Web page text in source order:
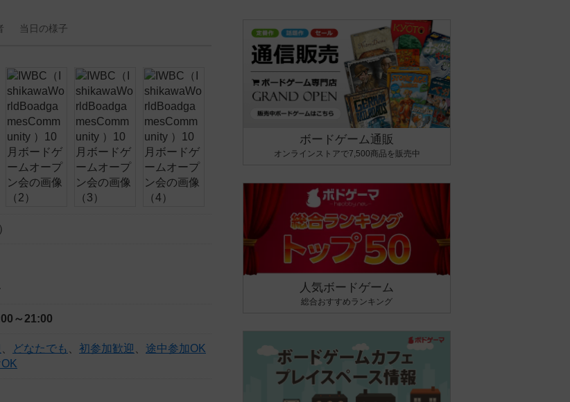
当日の様子
～21:00
どなたでも 初参加歓迎
途中参加OK
ボードゲーム通販
オンラインストアで7,500商品を販売中
人気ボードゲーム
総合おすすめランキング